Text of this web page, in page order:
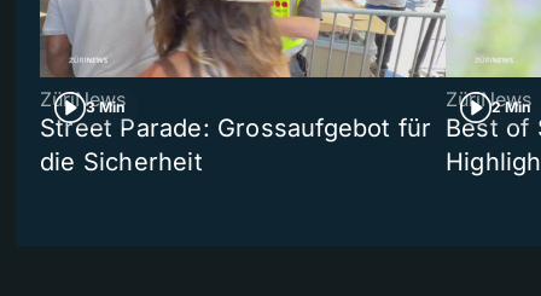
3 Min
ZüriNews
Street Parade: Grossaufgebot für
die Sicherheit
2 Min
ZüriNews
Best of